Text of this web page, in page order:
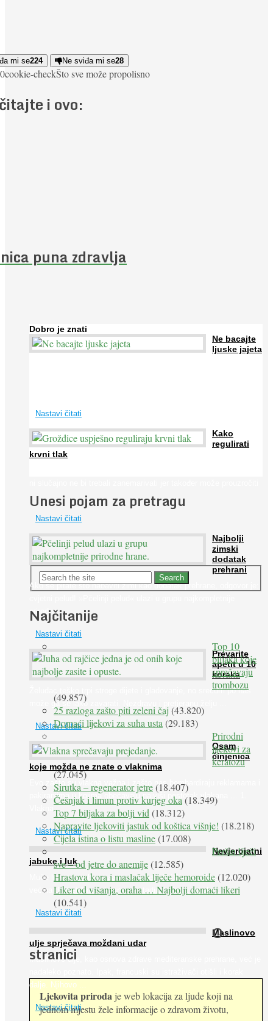
mi se224 Ne sviđa mi se28
0cookie-checkŠto sve može propolisno
i ovo:
puna zdravlja
Dobro je znati
Ne bacajte
ljuske jajeta
Nastavi čitati
Kako
regulirati
krvni tlak
...
Nastavi čitati
Najbolji
zimski
dodatak
prehrani
Ako se pitate što nabaviti zimi kao dodatak prehrane, odgovor je:
prirodne ...
Nastavi čitati
Prevarite
apetit u 10
koraka
Želudac teško trpi stroge dijete i gladovanje, no srećom po nas
može ga se lako zavarati. Nezdravu i pretjeranu želju ...
Nastavi čitati
Osam
činjenica
koje možda ne znate o vlaknima
Evo zašto su vlakna važna i zašto nas bombardiraju reklamama i
pakiranjima u kojima obećavaju najviši postotak vlakana ... 1.
Vlakna ...
Nastavi čitati
Nevjerojatni
jabuke i luk
Muče li vas tegobe vezane uz srce, oči i živce, od kojih pati
većina dijabetičara u kasnijem stadiju bolesti, jabuke ...
Nastavi čitati
Maslinovo
ulje sprječava moždani udar
Maslinovo ulje, kao osnova zdrave mediteranske prehrane, već je
dalje. Njihovo ...
Nastavi čitati
Unesi pojam za pretragu
Najčitanije
Top 10
biljaka koje
sprečavaju
trombozu
(49.857)
25 razloga zašto piti zeleni čaj(43.820)
Domaći lijekovi za suha usta (29.183)
Prirodni
lijekovi za
keratozu
(27.045)
Sirutka – regenerator jetre(18.407)
Češnjak i limun protiv kurjeg oka (18.349)
Top 7 biljaka za bolji vid (18.312)
Napravite ljekoviti jastuk od koštica višnje! (18.218)
Cijela istina o listu masline(17.008)
Peršin liječi
sve – od jetre do anemije(12.585)
Hrastova kora i maslačak liječe hemoroide(12.020)
Liker od višanja, oraha … Najbolji domaći likeri
(10.541)
O
stranici
Ljekovita priroda je web lokacija za ljude koji na
jednom mjestu žele informacije o zdravom životu,